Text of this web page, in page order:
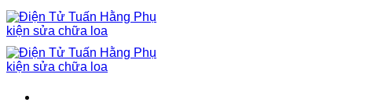
Chuyển
đến
nội
dung